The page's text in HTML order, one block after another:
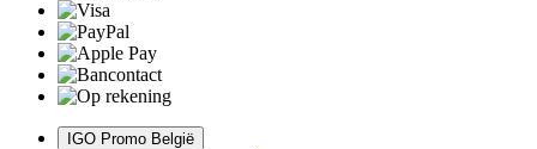
IGO Promo België